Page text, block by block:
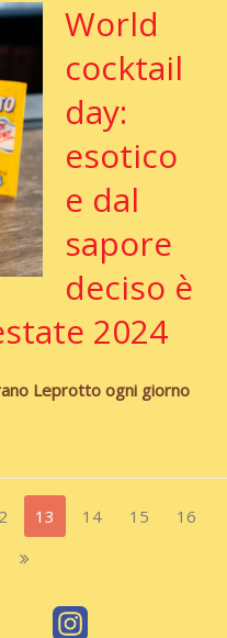
World
cocktail
day:
esotico
e dal
sapore
deciso è
2024
Leprotto ogni giorno
13 14 15 16